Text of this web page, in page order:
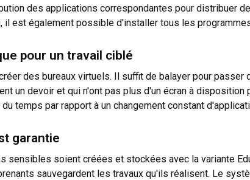
des applications correspondantes pour distribuer
il est également possible d'installer tous les
pour un travail ciblé
des bureaux virtuels. Il suffit de balayer pour passer
un devoir et qui n'ont pas plus d'un écran à
temps par rapport à un changement constant
garantie
sensibles soient créées et stockées avec la variante
sauvegardent les travaux qu'ils réalisent. Le